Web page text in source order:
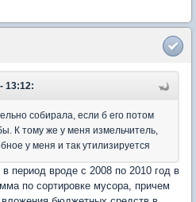
13:12:
собирала, если б его потом
К тому же у меня измельчитель,
у меня и так утилизируется
период вроде с 2008 по 2010 год в
по сортировке мусора, причем